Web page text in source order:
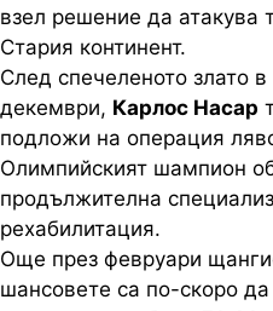
взел решение да атакува
Стария континент.
След спечеленото злато
декември, Карлос Насар
подложи на операция
Олимпийският шампион
продължителна
рехабилитация.
Още през февруари
шансовете са по-скоро